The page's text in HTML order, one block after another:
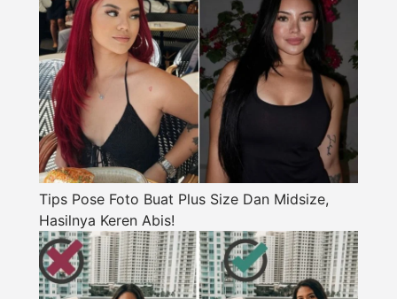
Tips Pose Foto Buat Plus Size Dan Midsize,
Hasilnya Keren Abis!